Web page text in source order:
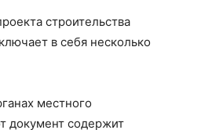
строительства
в себя несколько
местного
документ содержит